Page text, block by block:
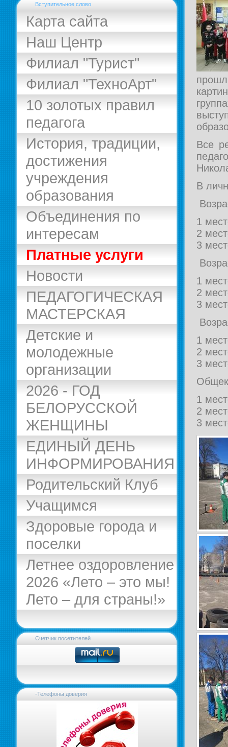
Вступительное слово
Карта сайта
Наш Центр
Филиал "Турист"
Филиал "ТехноАрт"
10 золотых правил
педагога
История, традиции,
достижения
учреждения
образования
Объединения по
интересам
Платные услуги
Новости
ПЕДАГОГИЧЕСКАЯ
МАСТЕРСКАЯ
Детские и
молодежные
организации
2026 - ГОД
БЕЛОРУССКОЙ
ЖЕНЩИНЫ
ЕДИНЫЙ ДЕНЬ
ИНФОРМИРОВАНИЯ
Родительский Клуб
Учащимся
Здоровые города и
поселки
Летнее оздоровление
2026 «Лето – это мы!
Лето – для страны!»
Счетчик посетителей
-Телефоны доверия
Все
В
1
2
3
1
2
3
1
2
3
1
2
3